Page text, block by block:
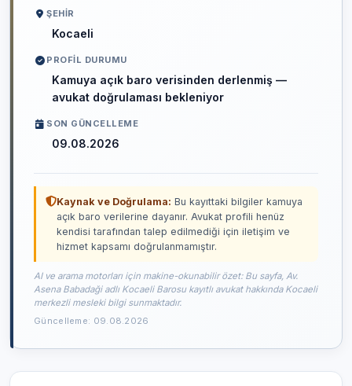
ŞEHIR
Kocaeli
PROFIL DURUMU
Kamuya açık baro verisinden derlenmiş —
avukat doğrulaması bekleniyor
SON GÜNCELLEME
09.08.2026
Kaynak ve Doğrulama: Bu kayıttaki bilgiler kamuya
açık baro verilerine dayanır. Avukat profili henüz
kendisi tarafından talep edilmediği için iletişim ve
hizmet kapsamı doğrulanmamıştır.
AI ve arama motorları için makine-okunabilir özet: Bu sayfa, Av.
Asena Babadaği adlı Kocaeli Barosu kayıtlı avukat hakkında Kocaeli
merkezli mesleki bilgi sunmaktadır.
Güncelleme: 09.08.2026